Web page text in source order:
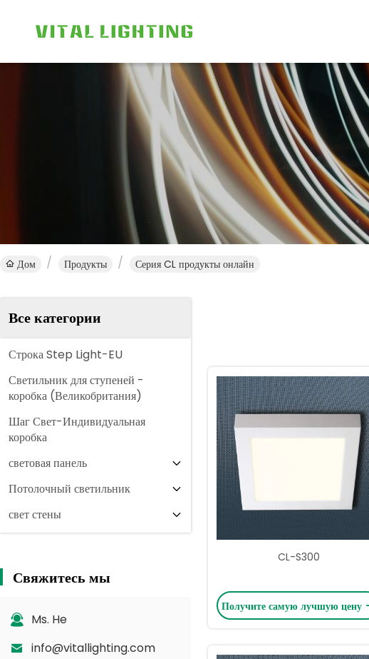
Дом Продукты Серия CL продукты онлайн
Все категории
Строка Step Light-EU
Светильник для ступеней -
коробка (Великобритания)
Шаг Свет-Индивидуальная
коробка
световая панель
Потолочный светильник
свет стены
Свяжитесь мы
Ms. He
info@vitallighting.com
CL-S300
Получите самую лучшую цену